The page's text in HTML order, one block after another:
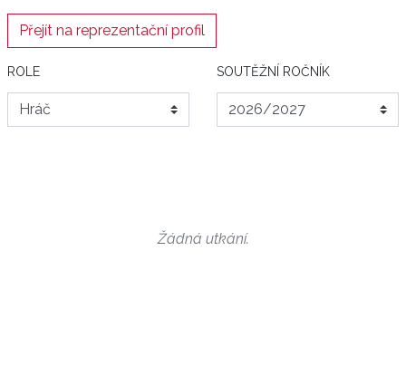
Přejít na reprezentační profil
ROLE SOUTĚŽNÍ ROČNÍK
Žádná utkání.